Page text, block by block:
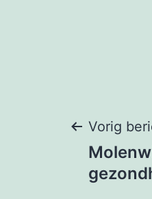
Vorig